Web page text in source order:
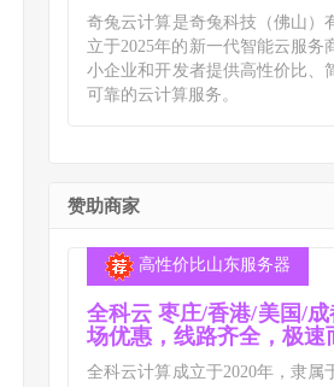
奇兔云计算是奇兔科技（佛山）
立于2025年的新一代智能云服务
小企业和开发者提供高性价比、
可靠的云计算服务。
赞助商家
高性价比山东服务器
全科云 枣庄/香港/美国/
场优惠，线路齐全，极速
全科云计算成立于2020年，隶属